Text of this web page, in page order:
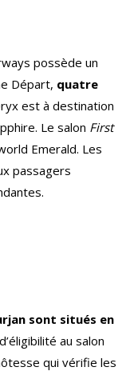
possède un
Départ, quatre
est à destination
Le salon First
Emerald. Les
passagers
sont situés en
au salon
qui vérifie les